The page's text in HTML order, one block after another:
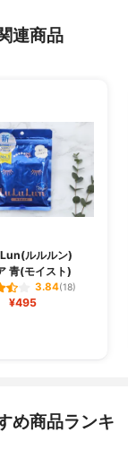
連商品
ルルルン)
青(モイスト)
3.84(18)
¥495
め商品ランキ